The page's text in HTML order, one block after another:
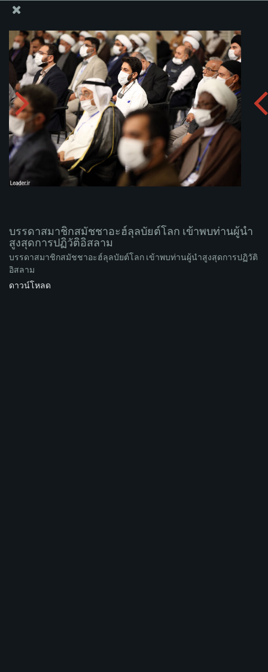
บรรดาสมาชิกสมัชชาอะฮ์ลุลบัยต์โลก เข้าพบท่านผู้นำ
สูงสุดการปฏิวัติอิสลาม
อัพโหลดอัลบั่ม:
บรรดาสมาชิกสมัชชาอะฮ์ลุลบัยต์โลก เข้าพบท่านผู้นำ
สูงสุดการปฏิวัติอิสลาม
บรรดาสมาชิกสมัชชาอะฮ์ลุลบัยต์โลก เข้าพบท่านผู้นำสูงสุดการปฏิวัติ
อิสลาม
ดาวน์โหลด